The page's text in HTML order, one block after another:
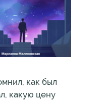
как был
какую цену